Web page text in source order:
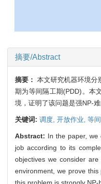
摘要：本文研究机器环境分
期为等间隔工期(PDD)。本
境，证明了该问题是强NP-
关键词:调度,开放作业, 等
Abstract:In the paper, we
job according to its
objectives we consider